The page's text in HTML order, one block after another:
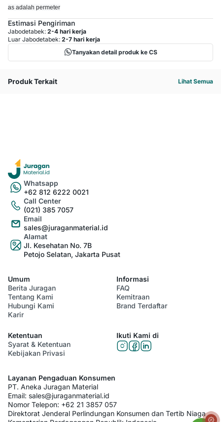
adalah permeter
Estimasi Pengiriman
Jabodetabek: 2-4 hari kerja
Luar Jabodetabek: 2-7 hari kerja
Tanyakan detail produk ke CS
Produk Terkait Lihat Semua
Whatsapp
+62 812 6222 0021
Call Center
(021) 385 7057
Email
sales@juraganmaterial.id
Alamat
Jl. Kesehatan No. 7B
Petojo Selatan, Jakarta Pusat
Umum
Berita Juragan
Tentang Kami
Hubungi Kami
Karir
Informasi
FAQ
Kemitraan
Brand Terdaftar
Ketentuan
Syarat & Ketentuan
Kebijakan Privasi
Ikuti Kami di
Layanan Pengaduan Konsumen
PT. Aneka Juragan Material
Email: sales@juraganmaterial.id
Nomor Telepon: +62 21 3857 057
Direktorat Jenderal Perlindungan Konsumen dan Tertib Niaga